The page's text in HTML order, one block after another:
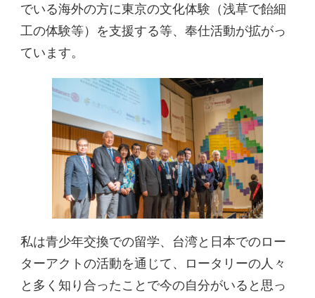
でいる海外の方に東京の文化体験（浅草で飴細
工の体験等）を支援する等、奉仕活動が拡がっ
ています。
私は青少年交換での留学、台湾と日本でのロー
ターアクトの活動を通じて、ロータリーの人々
と多く知り合ったことで今の自分がいると思っ